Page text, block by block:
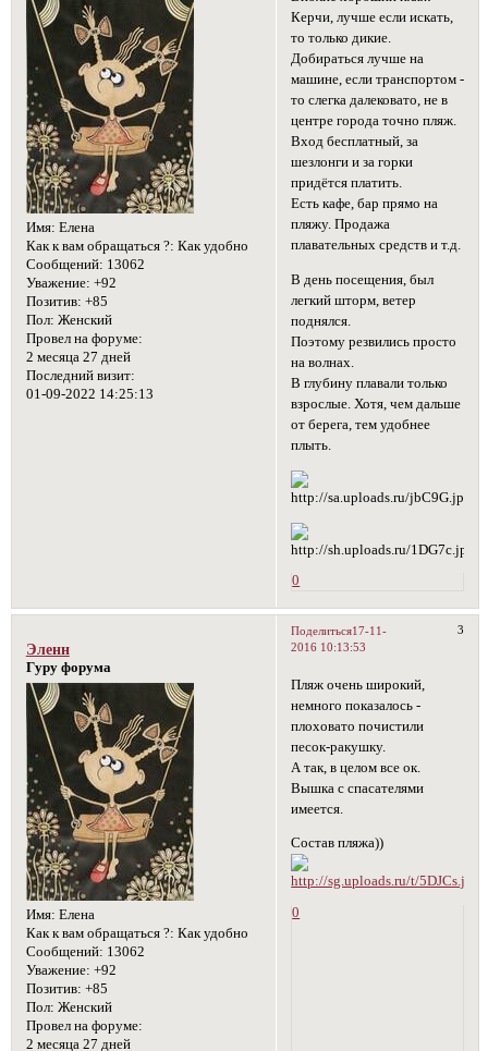
Имя: Елена
Как к вам обращаться ?: Как удобно
Сообщений: 13062
Уважение: +92
Позитив: +85
Пол: Женский
Провел на форуме:
2 месяца 27 дней
Последний визит:
01-09-2022 14:25:13
Керчи, лучше если искать,
то только дикие.
Добираться лучше на
машине, если транспортом -
то слегка далековато, не в
центре города точно пляж.
Вход бесплатный, за
шезлонги и за горки
придётся платить.
Есть кафе, бар прямо на
пляжу. Продажа
плавательных средств и т.д.
В день посещения, был
легкий шторм, ветер
поднялся.
Поэтому резвились просто
на волнах.
В глубину плавали только
взрослые. Хотя, чем дальше
от берега, тем удобнее
плыть.
0
Поделиться 3
17-11-
2016 10:13:53
Эленн
Гуру форума
Имя: Елена
Как к вам обращаться ?: Как удобно
Сообщений: 13062
Уважение: +92
Позитив: +85
Пол: Женский
Провел на форуме:
2 месяца 27 дней
Пляж очень широкий,
немного показалось -
плоховато почистили
песок-ракушку.
А так, в целом все ок.
Вышка с спасателями
имеется.
Состав пляжа))
0